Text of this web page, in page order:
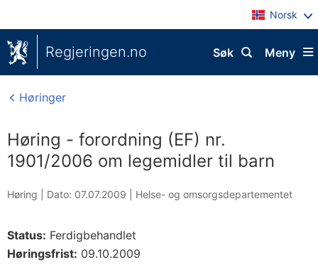
Norsk
Regjeringen.no Meny
Søk
Høringer
Høring - forordning (EF) nr.
1901/2006 om legemidler til barn
Høring | Dato: 07.07.2009 Helse- og omsorgsdepartementet
Status: Ferdigbehandlet
Høringsfrist: 09.10.2009